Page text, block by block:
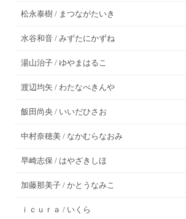
松永泰樹 / まつながたいき
水谷和音 / みずたにかずね
湯山治子 / ゆやまはるこ
渡辺均矢 / わたなべきんや
飯田尚央 / いいだひさお
中村奈穂美 / なかむらなおみ
早崎志保 / はやざきしほ
加藤那美子 / かとうなみこ
ｉｃｕｒａ / いくら